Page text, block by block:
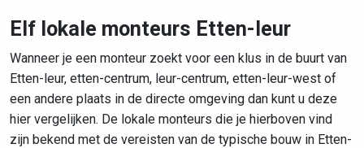
Elf lokale monteurs Etten-leur
Wanneer je een monteur zoekt voor een klus in de buurt van
Etten-leur, etten-centrum, leur-centrum, etten-leur-west of
een andere plaats in de directe omgeving dan kunt u deze
hier vergelijken. De lokale monteurs die je hierboven vind
zijn bekend met de vereisten van de typische bouw in Etten-